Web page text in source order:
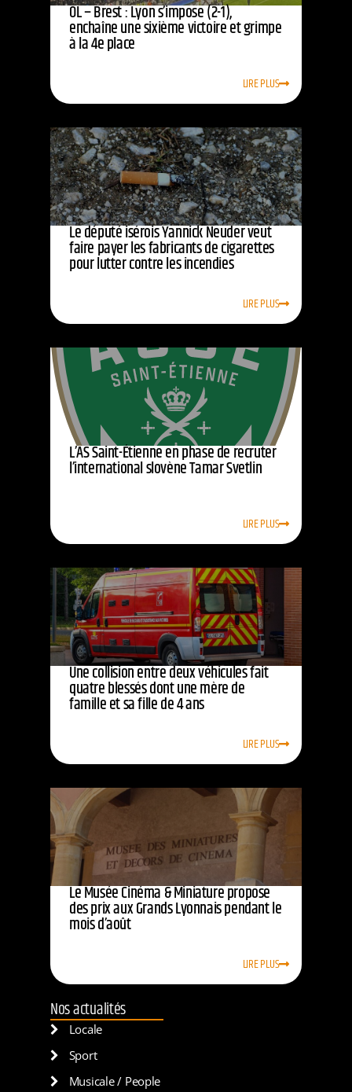
OL – Brest : Lyon s’impose (2-1),
enchaîne une sixième victoire et grimpe
à la 4e place
LIRE PLUS
Le député isérois Yannick Neuder veut
faire payer les fabricants de cigarettes
pour lutter contre les incendies
LIRE PLUS
L’AS Saint-Étienne en phase de recruter
l’international slovène Tamar Svetlin
LIRE PLUS
Une collision entre deux véhicules fait
quatre blessés dont une mère de
famille et sa fille de 4 ans
LIRE PLUS
Le Musée Cinéma & Miniature propose
des prix aux Grands Lyonnais pendant le
mois d’août
LIRE PLUS
Nos actualités
Locale
Sport
Musicale / People